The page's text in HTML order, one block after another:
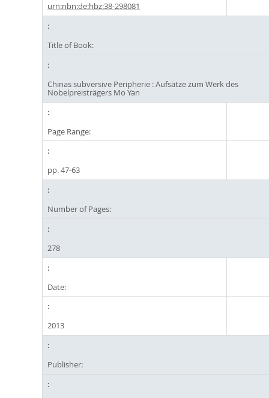
urn:nbn:de:hbz:38-298081
Title of Book:
Chinas subversive Peripherie : Aufsätze zum Werk des
Nobelpreisträgers Mo Yan
Page Range:
pp. 47-63
Number of Pages:
278
Date:
2013
Publisher: